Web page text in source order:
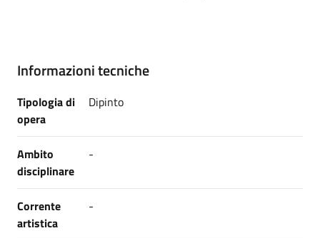
Informazioni tecniche
Tipologia di
opera
Dipinto
Ambito
disciplinare
-
Corrente
artistica
-